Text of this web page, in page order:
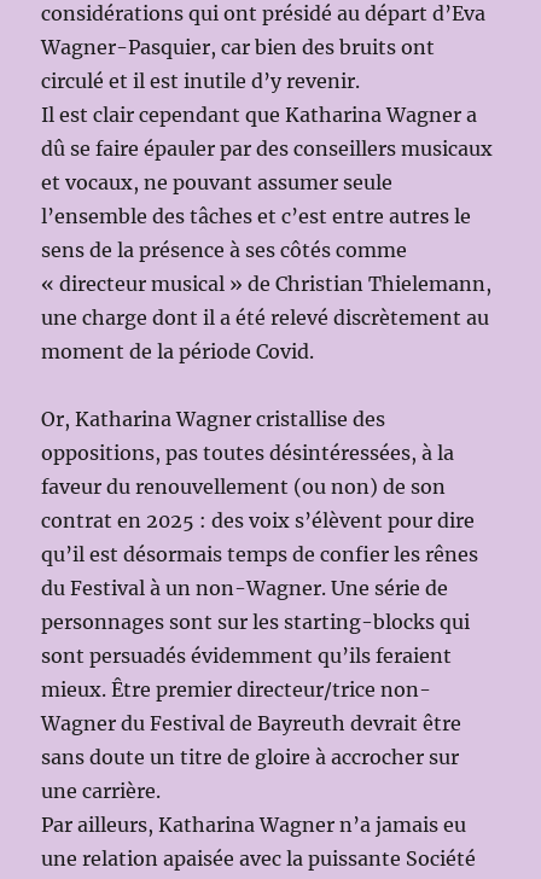
considérations qui ont présidé au départ d’Eva
Wagner-Pasquier, car bien des bruits ont
circulé et il est inutile d’y revenir.
Il est clair cependant que Katharina Wagner a
dû se faire épauler par des conseillers musicaux
et vocaux, ne pouvant assumer seule
l’ensemble des tâches et c’est entre autres le
sens de la présence à ses côtés comme
« directeur musical » de Christian Thielemann,
une charge dont il a été relevé discrètement au
moment de la période Covid.
Or, Katharina Wagner cristallise des
oppositions, pas toutes désintéressées, à la
faveur du renouvellement (ou non) de son
contrat en 2025 : des voix s’élèvent pour dire
qu’il est désormais temps de confier les rênes
du Festival à un non-Wagner. Une série de
personnages sont sur les starting-blocks qui
sont persuadés évidemment qu’ils feraient
mieux. Être premier directeur/trice non-
Wagner du Festival de Bayreuth devrait être
sans doute un titre de gloire à accrocher sur
une carrière.
Par ailleurs, Katharina Wagner n’a jamais eu
une relation apaisée avec la puissante Société